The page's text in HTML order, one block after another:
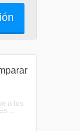
a los
...